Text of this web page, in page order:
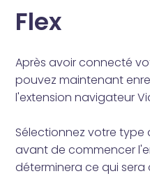
Flex
Après avoir connecté
pouvez maintenant
l'extension navigateur
Sélectionnez votre
avant de commencer
déterminera ce qui